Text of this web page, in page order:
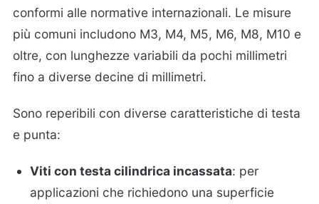
conformi alle normative internazionali. Le misure
più comuni includono M3, M4, M5, M6, M8, M10 e
oltre, con lunghezze variabili da pochi millimetri
fino a diverse decine di millimetri.
Sono reperibili con diverse caratteristiche di testa
e punta:
Viti con testa cilindrica incassata: per
applicazioni che richiedono una superficie